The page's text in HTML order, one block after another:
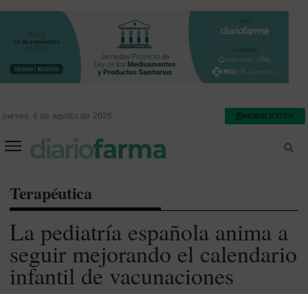
jueves, 6 de agosto de 2026 NEWSLETTER
Terapéutica
La pediatría española anima a
seguir mejorando el calendario
infantil de vacunaciones